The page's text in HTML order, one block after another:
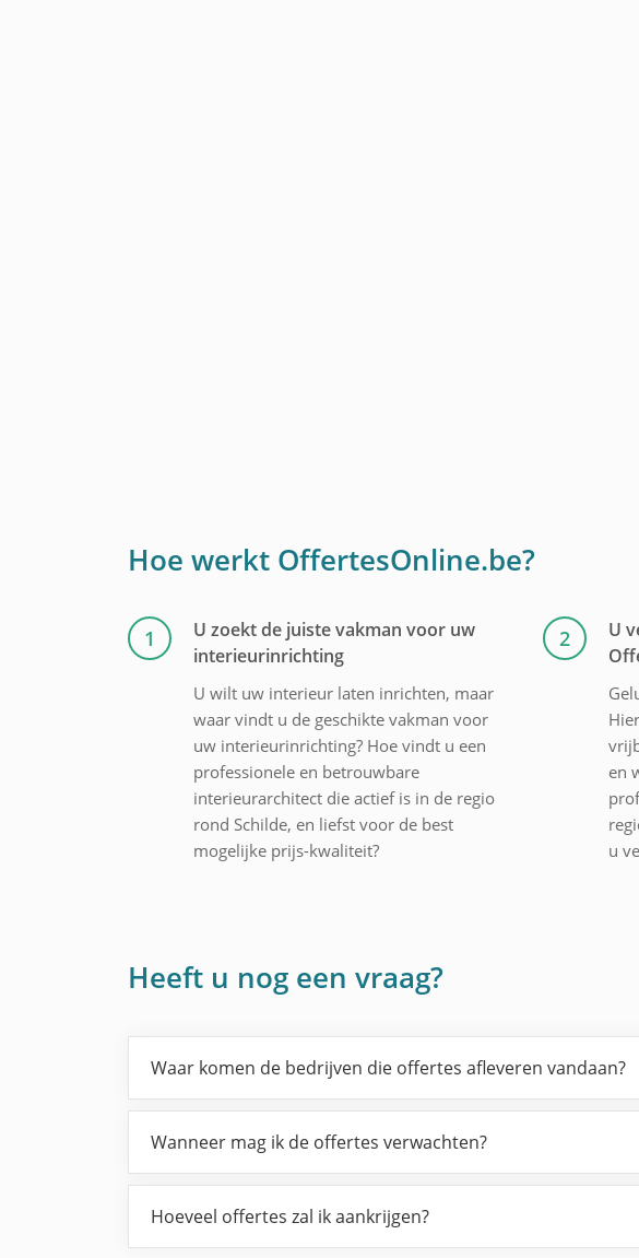
Hoe werkt OffertesOnline.be?
1
U zoekt de juiste vakman voor uw
interieurinrichting
U wilt uw interieur laten inrichten, maar
waar vindt u de geschikte vakman voor
uw interieurinrichting? Hoe vindt u een
professionele en betrouwbare
interieurarchitect die actief is in de regio
rond Schilde, en liefst voor de best
mogelijke prijs-kwaliteit?
2
U
en
u
Heeft u nog een vraag?
Waar komen de bedrijven die offertes afleveren vandaan?
Wanneer mag ik de offertes verwachten?
Hoeveel offertes zal ik aankrijgen?